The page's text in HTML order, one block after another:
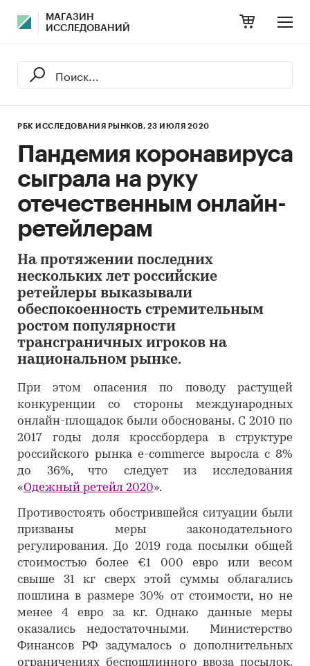
МАГАЗИН
ИССЛЕДОВАНИЙ
РБК ИССЛЕДОВАНИЯ РЫНКОВ, 23 ИЮЛЯ 2020
Пандемия коронавируса
сыграла на руку
отечественным онлайн-
ретейлерам
На протяжении последних
нескольких лет российские
ретейлеры выказывали
обеспокоенность стремительным
ростом популярности
трансграничных игроков на
национальном рынке.
При этом опасения по поводу растущей
конкуренции со стороны международных
онлайн-площадок были обоснованы. С 2010 по
2017 годы доля кроссбордера в структуре
российского рынка e-commerce выросла с 8%
до 36%, что следует из исследования
«Одежный ретейл 2020».
Противостоять обострившейся ситуации были
призваны меры законодательного
регулирования. До 2019 года посылки общей
стоимостью более €1 000 евро или весом
свыше 31 кг сверх этой суммы облагались
пошлина в размере 30% от стоимости, но не
менее 4 евро за кг. Однако данные меры
оказались недостаточными. Министерство
Финансов РФ задумалось о дополнительных
ограничениях беспошлинного ввоза посылок.